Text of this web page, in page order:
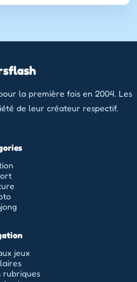
la première fois en 2004. Les
de leur créateur respectif.
jeux
rubriques